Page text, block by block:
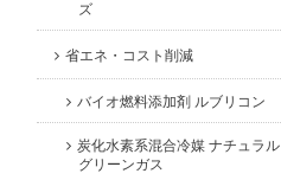
ズ
省エネ・コスト削減
バイオ燃料添加剤 ルブリコン
炭化水素系混合冷媒 ナチュラル
グリーンガス